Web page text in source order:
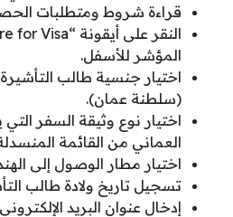
قراءة شروط ومتطلبات
المؤشر للأسفل.
اختيار جنسية طالب
(سلطنة عمان).
اختيار نوع وثيقة السفر
العماني من القائمة
اختيار مطار الوصول إلى
تسجيل تاريخ ولادة طالب
إدخال عنوان البريد